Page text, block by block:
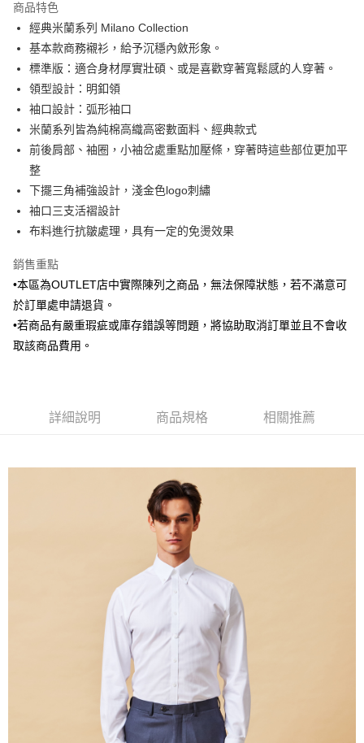
合作金庫商業銀行
華南商業銀行
上海商業儲蓄銀行
台北富邦商業銀行
國泰世華商業銀行
兆豐國際商業銀行
臺灣中小企業銀行
匯豐（台灣）商業銀行
聯邦商業銀行
元大商業銀行
永豐商業銀行
玉山商業銀行
星展（台灣）商業銀行
台新國際商業銀行
台灣樂天信用卡公司
6 期 0 利率 每期
華南商業銀行
彰化商業銀行
上海商業儲蓄銀行
台北富邦商業銀行
國泰世華商業銀行
臺灣中小企業銀行
匯豐（台灣）商業銀行
華泰商業銀行
聯邦商業銀行
遠東國際商業銀行
元大商業銀行
永豐商業銀行
玉山商業銀行
台新國際商業銀行
中國信託商業銀行
台灣樂天信用卡公司
LINE Pay
Apple Pay
街口支付
悠遊付
Google Pay
ATM付款
運送方式
新竹物流宅配
每筆NT$120，滿NT$3,000(含以上)免運費
新竹物流離島宅配
每筆NT$350，滿NT$3,500(含以上)免運費
商品特色
經典米蘭系列 Milano Collection
基本款商務襯衫，給予沉穩內斂形象。
標準版：適合身材厚實壯碩、或是喜歡穿著寬鬆感的人穿著。
領型設計：明釦領
袖口設計：弧形袖口
米蘭系列皆為純棉高織高密數面料、經典款式
前後肩部、袖圈，小袖岔處重點加壓條，穿著時這些部位更加平
整
下擺三角補強設計，淺金色logo刺繡
袖口三支活褶設計
布料進行抗皺處理，具有一定的免燙效果
銷售重點
•本區為OUTLET店中實際陳列之商品，無法保障狀態，若不滿意可
於訂單處申請退貨。
•若商品有嚴重瑕疵或庫存錯誤等問題，將協助取消訂單並且不會收
取該商品費用。
詳細說明 商品規格 相關推薦